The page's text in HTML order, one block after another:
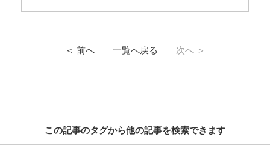
＜ 前へ 一覧へ戻る 次へ ＞
この記事のタグから他の記事を検索できます